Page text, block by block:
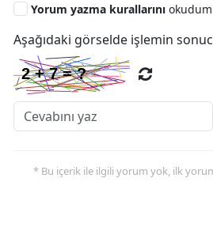
Yorum yazma kurallarını
Aşağıdaki görselde işlemin
* Bu içerik ile ilgili yorum yok, ilk